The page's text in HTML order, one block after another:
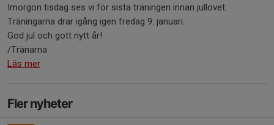
Imorgon tisdag ses vi för sista träningen innan jullovet.
Träningarna drar igång igen fredag 9: januari.
God jul och gott nytt år!
/Tränarna
Läs mer
Fler nyheter